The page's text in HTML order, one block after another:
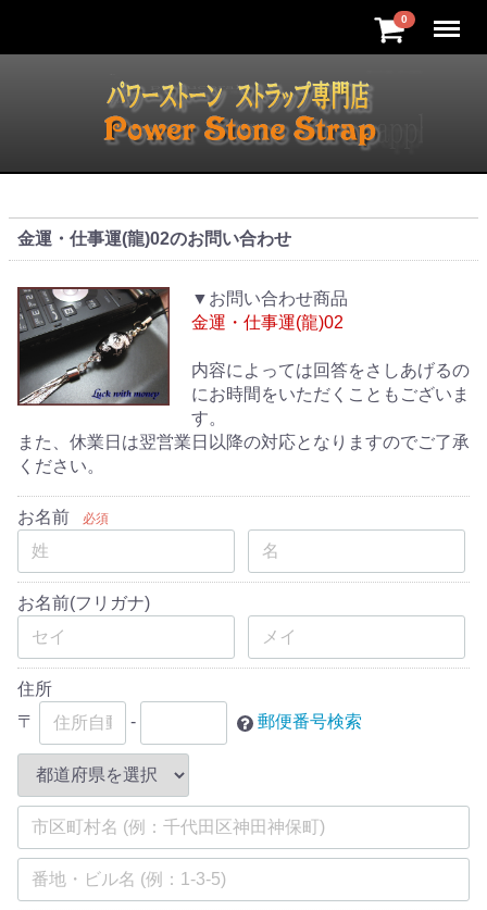
0 Menu
金運・仕事運(龍)02のお問い合わせ
▼お問い合わせ商品
金運・仕事運(龍)02
内容によっては回答をさしあげるの
にお時間をいただくこともございま
す。
また、休業日は翌営業日以降の対応となりますのでご了承
ください。
お名前 必須
お名前(フリガナ)
住所
〒
- 郵便番号検索